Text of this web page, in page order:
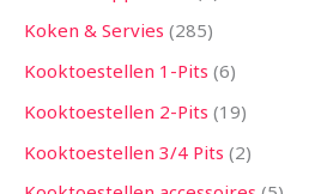
Koken & Servies 285
Kooktoestellen 1-Pits 6
Kooktoestellen 2-Pits 19
Kooktoestellen 3/4 Pits 2